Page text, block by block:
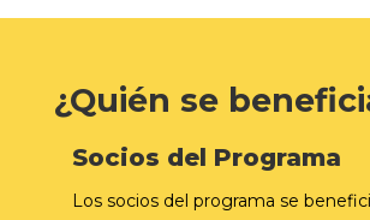
¿Quién se
Socios del Programa
Los socios del programa se